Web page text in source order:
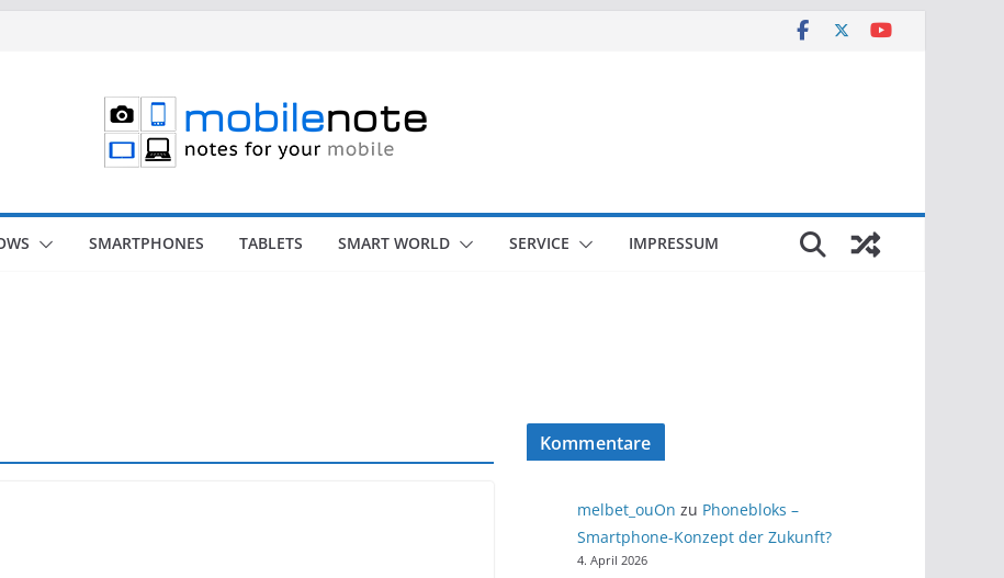
SMARTPHONES TABLETS SMART WORLD SERVICE IMPRESSUM
Kommentare
melbet_ouOn zu Phonebloks –
Smartphone-Konzept der Zukunft?
4. April 2026